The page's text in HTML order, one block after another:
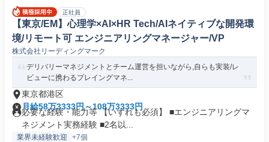
正社員
【東京/EM】心理学×AI×HR Tech/AIネイティブな開発環
境/リモート可 エンジニアリングマネージャー/VP
株式会社リーディングマーク
デリバリーマネジメントとチーム運営を担いながら,自らも実装/レ
ビューに携わるプレイングマネ...
東京都港区
月給58万3333円～108万3333円
必要な経験・能力等 【いずれも必須】 ■エンジニアリングマ
ネジメント実務経験 ■2名以...
業界未経験歓迎 +7個